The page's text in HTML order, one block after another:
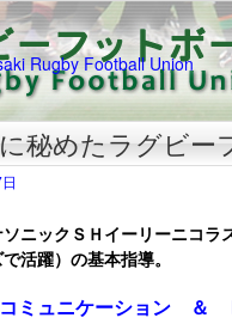
秘めたラグビー
ックＳＨイーリーニコラ
活躍）の基本指導。
ケーション ＆